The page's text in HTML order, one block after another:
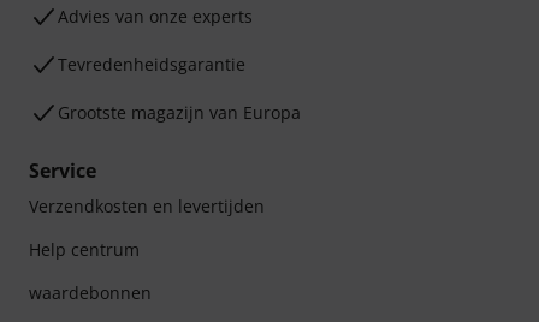
Advies van onze experts
Tevredenheidsgarantie
Grootste magazijn van Europa
Service
Verzendkosten en levertijden
Help centrum
waardebonnen